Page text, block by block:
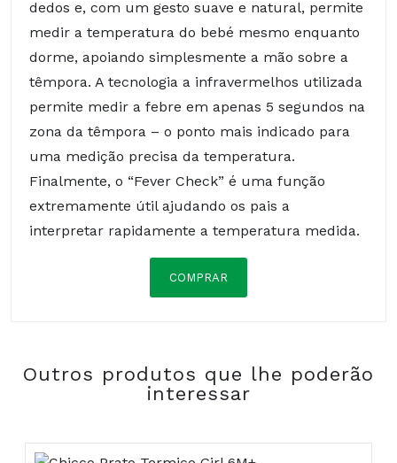
dedos e, com um gesto suave e natural, permite
medir a temperatura do bebé mesmo enquanto
dorme, apoiando simplesmente a mão sobre a
têmpora. A tecnologia a infravermelhos utilizada
permite medir a febre em apenas 5 segundos na
zona da têmpora – o ponto mais indicado para
uma medição precisa da temperatura.
Finalmente, o “Fever Check” é uma função
extremamente útil ajudando os pais a
interpretar rapidamente a temperatura medida.
COMPRAR
COMPRAR
Outros produtos que lhe poderão
interessar